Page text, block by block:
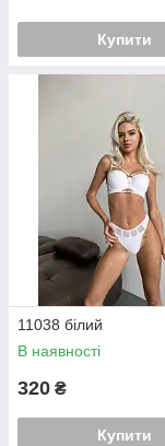
Купити
11038 білий
В наявності
320 ₴
Купити